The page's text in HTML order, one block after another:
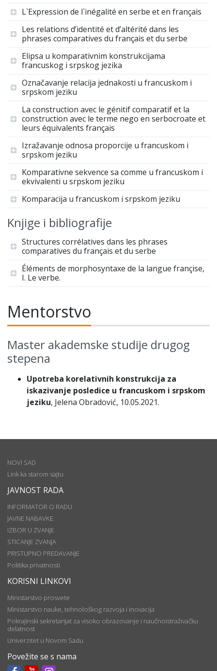
L`Expression de l`inégalité en serbe et en français
Les relations d’identité et d’altérité dans les
phrases comparatives du français et du serbe
Elipsa u komparativnim konstrukcijama
francuskog i srpskog jezika
Označavanje relacija jednakosti u francuskom i
srpskom jeziku
La construction avec le génitif comparatif et la
construction avec le terme nego en serbocroate et
leurs équivalents français
Izražavanje odnosa proporcije u francuskom i
srpskom jeziku
Komparativne sekvence sa comme u francuskom i
ekvivalenti u srpskom jeziku
Komparacija u francuskom i srpskom jeziku
Knjige i bibliografije
Structures corrélatives dans les phrases
comparatives du français et du serbe
Éléments de morphosyntaxe de la langue françise,
I. Le verbe.
Mentorstvo
Master akademske studije drugog
stepena
Upotreba korelativnih konstrukcija za
iskazivanje posledice u francuskom i srpskom
jeziku, Jelena Obradović, 10.05.2021.
NOVI SAD
Link ka starom sajtu
JAVNOST RADA
INFORMATOR O RADU
JAVNE NABAVKE
IZBOR U ZVANJE
STICANJE ZVANJA
PRISTUPNO PREDAVANJE
Politika privatnosti
KORISNI LINKOVI
Ministarstvo prosvete
Ministarstvo nauke, tehnološkog razvoja i inovacija
Pokrajinski sekretarijat za visoko obrazovanje i naučnoistraživačku
delatnost
Univerzitet u Novom Sadu
Povežite se s nama